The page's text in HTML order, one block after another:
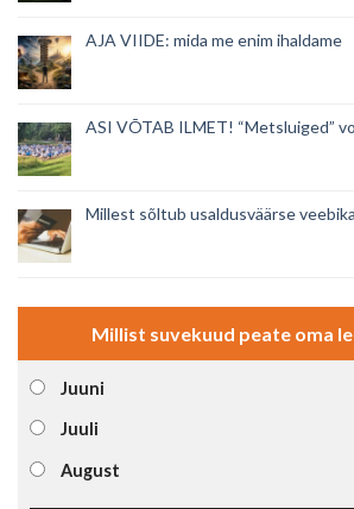
AJA VIIDE: mida me enim ihaldame
ASI VÕTAB ILMET! “Metsluiged”
Millest sõltub usaldusväärse
Millist suvekuud peate oma
Juuni
Juuli
August